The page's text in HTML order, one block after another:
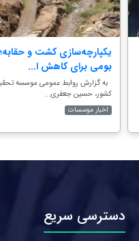
یکپارچه‌سازی کشت و
بومی برای کاهش ا...
به گزارش روابط عمومی موسسه
کشور، حسین جعفری...
اخبار موسسات
دسترسی سریع